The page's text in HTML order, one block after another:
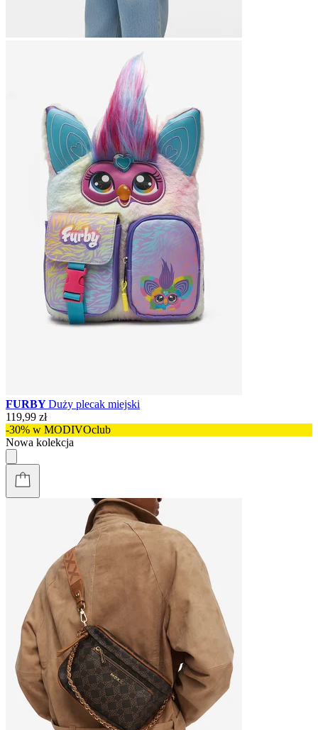
FURBYDuży plecak miejski
119,99 zł
-30% w MODIVOclub
Nowa kolekcja